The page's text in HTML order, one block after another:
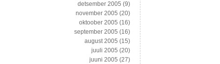
detsember 2005 (9)
november 2005 (20)
oktoober 2005 (16)
september 2005 (16)
august 2005 (15)
juuli 2005 (20)
juuni 2005 (27)